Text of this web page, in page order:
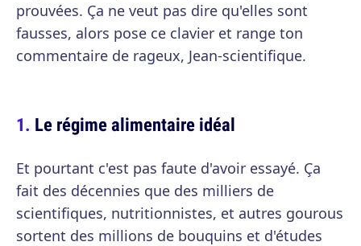
prouvées. Ça ne veut pas dire qu'elles sont
fausses, alors pose ce clavier et range ton
commentaire de rageux, Jean-scientifique.
Le régime alimentaire idéal
Et pourtant c'est pas faute d'avoir essayé. Ça
fait des décennies que des milliers de
scientifiques, nutritionnistes, et autres gourous
sortent des millions de bouquins et d'études